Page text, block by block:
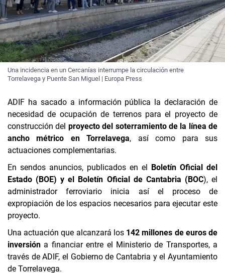
Una incidencia en un Cercanías interrumpe la circulación entre
Torrelavega y Puente San Miguel | Europa Press
ADIF ha sacado a información pública la declaración de
necesidad de ocupación de terrenos para el proyecto de
construcción del proyecto del soterramiento de la línea de
ancho métrico en Torrelavega, así como para sus
actuaciones complementarias.
En sendos anuncios, publicados en el Boletín Oficial del
Estado (BOE) y el Boletín Oficial de Cantabria (BOC), el
administrador ferroviario inicia así el proceso de
expropiación de los espacios necesarios para ejecutar este
proyecto.
Una actuación que alcanzará los 142 millones de euros de
inversión a financiar entre el Ministerio de Transportes, a
través de ADIF, el Gobierno de Cantabria y el Ayuntamiento
de Torrelavega.